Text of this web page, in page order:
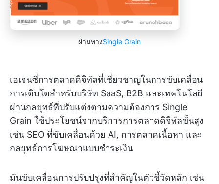
ผ่านทางSingle Grain
เอเจนซี่การตลาดดิจิทัลที่เชี่ยวชาญในการขับเคลื่อน
การเติบโตสำหรับบริษัท SaaS, B2B และเทคโนโลยี
ผ่านกลยุทธ์ที่ปรับแต่งตามความต้องการ Single
Grain ใช้ประโยชน์จากบริการการตลาดดิจิทัลขั้นสูง
เช่น SEO ที่ขับเคลื่อนด้วย AI, การตลาดเนื้อหา และ
กลยุทธ์การโฆษณาแบบชำระเงิน
มันขับเคลื่อนการปรับปรุงที่สำคัญในตัวชี้วัดหลัก เช่น